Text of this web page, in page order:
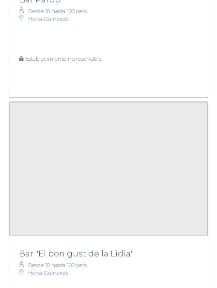
Desde 10 hasta 100 pers.
Horta-Guinardó
Establecimiento no reservable
Bar "El bon gust de la Lidia"
Desde 10 hasta 100 pers.
Horta-Guinardó